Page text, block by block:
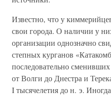
Известно, что у
свои города. О наличии у
организации однозначно
степных курганов
последовательно
от Волги до Днестра и
I тысячелетия до н. э.